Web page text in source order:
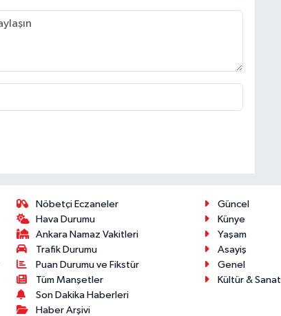
Nöbetçi Eczaneler
Hava Durumu
Ankara Namaz Vakitleri
Trafik Durumu
Puan Durumu ve Fikstür
Tüm Manşetler
Son Dakika Haberleri
Haber Arşivi
Güncel
Künye
Yaşam
Asayiş
Genel
Kültür & Sanat